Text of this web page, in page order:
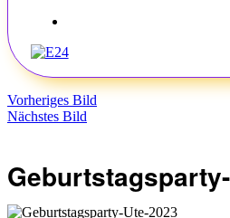
Vorheriges Bild
Nächstes Bild